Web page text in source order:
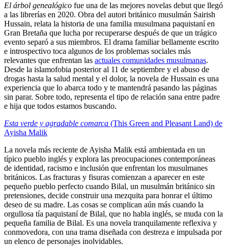
El árbol genealógico fue una de las mejores novelas debut que llegó
a las librerías en 2020. Obra del autori británico musulmán Sairish
Hussain, relata la historia de una familia musulmana paquistaní en
Gran Bretaña que lucha por recuperarse después de que un trágico
evento separó a sus miembros. El drama familiar bellamente escrito
e introspectivo toca algunos de los problemas sociales más
relevantes que enfrentan las actuales comunidades musulmanas.
Desde la islamofobia posterior al 11 de septiembre y el abuso de
drogas hasta la salud mental y el dolor, la novela de Hussain es una
experiencia que lo abarca todo y te mantendrá pasando las páginas
sin parar. Sobre todo, representa el tipo de relación sana entre padre
e hija que todos estamos buscando.
Esta verde y agradable comarca (This Green and Pleasant Land) de
Ayisha Malik
La novela más reciente de Ayisha Malik está ambientada en un
típico pueblo inglés y explora las preocupaciones contemporáneas
de identidad, racismo e inclusión que enfrentan los musulmanes
británicos. Las fracturas y fisuras comienzan a aparecer en este
pequeño pueblo perfecto cuando Bilal, un musulmán británico sin
pretensiones, decide construir una mezquita para honrar el último
deseo de su madre. Las cosas se complican aún más cuando la
orgullosa tía paquistaní de Bilal, que no habla inglés, se muda con la
pequeña familia de Bilal. Es una novela tranquilamente reflexiva y
conmovedora, con una trama diseñada con destreza e impulsada por
un elenco de personajes inolvidables.